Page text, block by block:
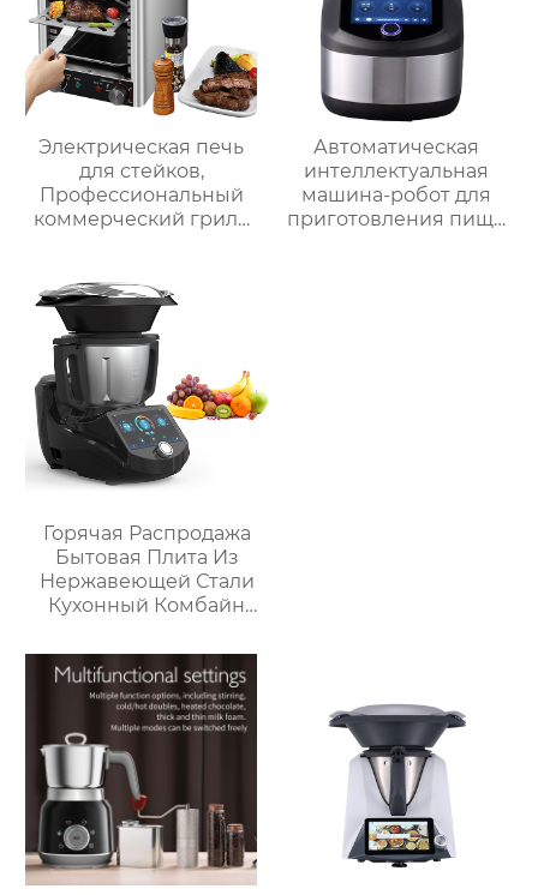
Электрическая печь
для стейков,
Профессиональный
коммерческий гриль
слойный гриль,
Постоянная
температура 800℃,
Нержавеющая сталь
Автоматическая
интеллектуальная
машина-робот для
приготовления пищи
Горячая Распродажа
Бытовая Плита Из
Нержавеющей Стали
Кухонный Комбайн
Кухонный Комбайн
Робот De Cocina